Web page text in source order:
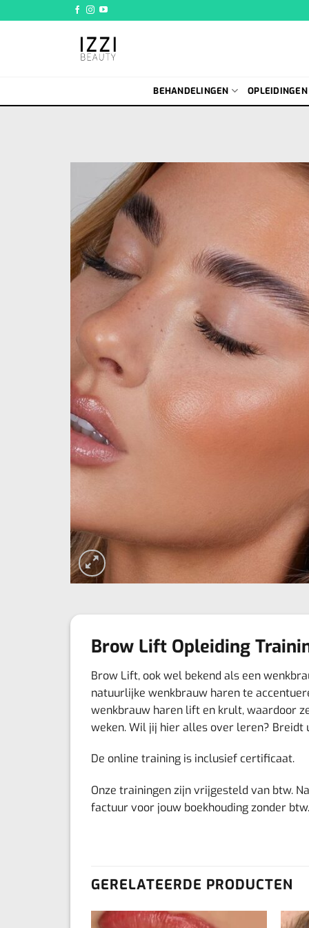
naar
BEHANDELINGEN OPLEIDINGEN
Brow Lift Opleiding
Brow Lift, ook wel bekend als een
natuurlijke wenkbrauw haren te
wenkbrauw haren lift en krult, waardoor
weken. Wil jij hier alles over leren? Breidt
De online training is inclusief certificaat.
Onze trainingen zijn vrijgesteld van btw.
factuur voor jouw boekhouding zonder btw.
GERELATEERDE PRODUCTEN